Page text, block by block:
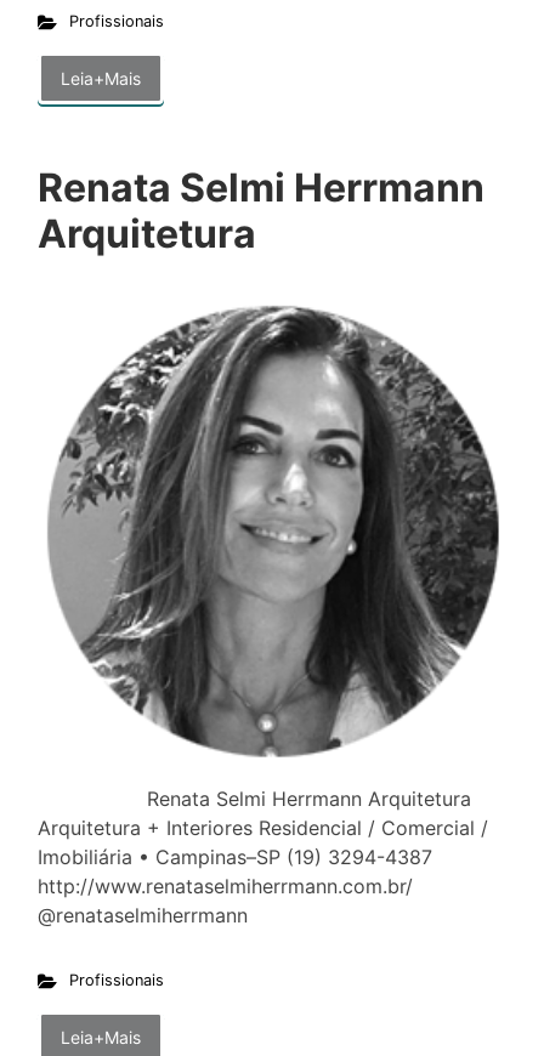
Profissionais
Leia+Mais
Renata Selmi Herrmann
Arquitetura
Renata Selmi Herrmann Arquitetura
Arquitetura + Interiores Residencial / Comercial /
Imobiliária • Campinas–SP (19) 3294-4387
http://www.renataselmiherrmann.com.br/
@renataselmiherrmann
Profissionais
Leia+Mais